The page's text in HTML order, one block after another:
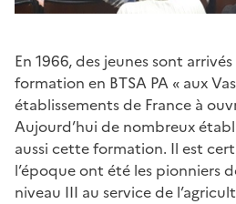
En 1966, des jeunes sont
formation en BTSA PA « aux
établissements de France à
Aujourd’hui de nombreux
aussi cette formation. Il est
l’époque ont été les pionniers
niveau III au service de